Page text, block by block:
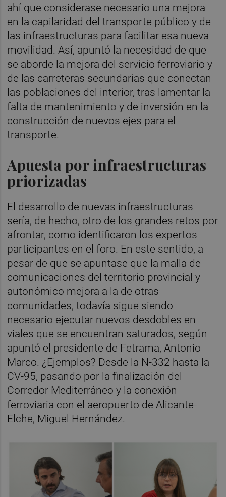
ahí que considerase necesario una mejora
en la capilaridad del transporte público y de
las infraestructuras para facilitar esa nueva
movilidad. Así, apuntó la necesidad de que
se aborde la mejora del servicio ferroviario y
de las carreteras secundarias que conectan
las poblaciones del interior, tras lamentar la
falta de mantenimiento y de inversión en la
construcción de nuevos ejes para el
transporte.
Apuesta por infraestructuras
priorizadas
El desarrollo de nuevas infraestructuras
sería, de hecho, otro de los grandes retos por
afrontar, como identificaron los expertos
participantes en el foro. En este sentido, a
pesar de que se apuntase que la malla de
comunicaciones del territorio provincial y
autonómico mejora a la de otras
comunidades, todavía sigue siendo
necesario ejecutar nuevos desdobles en
viales que se encuentran saturados, según
apuntó el presidente de Fetrama, Antonio
Marco. ¿Ejemplos? Desde la N-332 hasta la
CV-95, pasando por la finalización del
Corredor Mediterráneo y la conexión
ferroviaria con el aeropuerto de Alicante-
Elche, Miguel Hernández.